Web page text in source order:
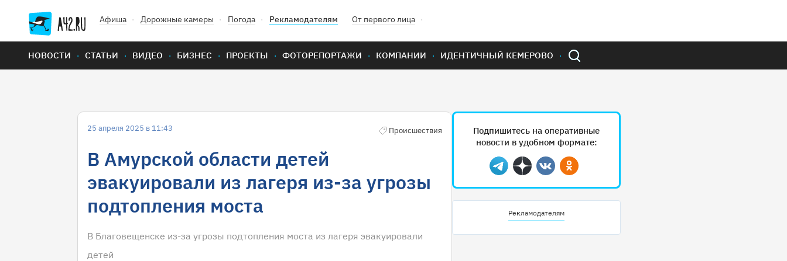
Афиша Дорожные камеры Погода Рекламодателям От первого лица
НОВОСТИ СТАТЬИ ВИДЕО БИЗНЕС ПРОЕКТЫ ФОТОРЕПОРТАЖИ КОМПАНИИ ИДЕНТИЧНЫЙ КЕМЕРОВО
25 апреля 2025 в 11:43 Происшествия
В Амурской области детей
эвакуировали из лагеря из-за угрозы
подтопления моста
В Благовещенске из-за угрозы подтопления моста из лагеря эвакуировали
детей
Подпишитесь на оперативные
новости в удобном формате:
Telegram
ДзенВконтактеОдноклассники
Рекламодателям